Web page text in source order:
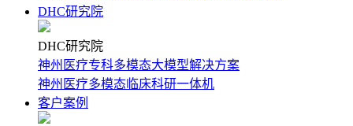
DHC研究院
DHC研究院
神州医疗专科多模态大模型解决方案
神州医疗多模态临床科研一体机
客户案例